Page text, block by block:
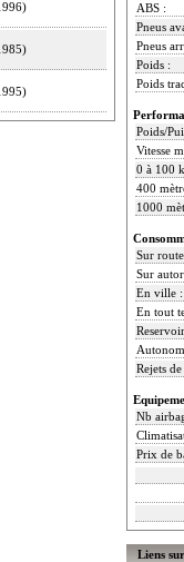
ABS :
Pneus
Pneus
Poids :
Poids
Poids/
Vitesse
0 à 100
400
1000
Sur
Sur
En ville :
En tout
Rejets
Nb
Prix de
Liens